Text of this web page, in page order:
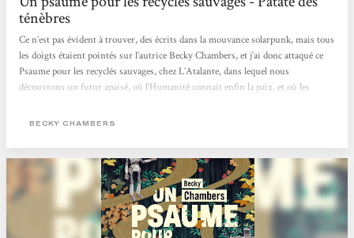
ténèbres
Ce n’est pas évident à trouver, des écrits dans la mouvance solarpunk, mais tous
les doigts étaient pointés sur l’autrice Becky Chambers, et j’ai donc attaqué ce
Psaume pour les recyclés sauvages, chez L’Atalante, dans lequel nous
découvrons un futur apaisé, où l’Humanité connait enfin la paix, et où les
une pluie de missiles sur leurs créateurs, mais plutôt à se retirer, jusqu’à
BECKY CHAMBERS